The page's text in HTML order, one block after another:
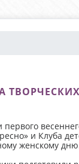
и Клуба
женскому